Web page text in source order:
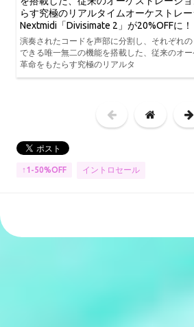
らす究極のリアルタイムオーケストレ
Nextmidi「Divisimate 2」が20%OFFに！
演奏されたコードを声部に分割し、それぞれ
できる唯一無二の機能を搭載した、従来のオ
革命をもたらす究極のリアルタ
↑1-50%OFF イントロセール